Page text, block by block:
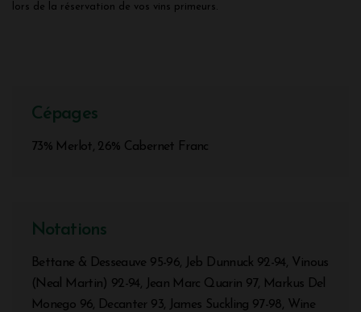
lors de la réservation de vos vins primeurs.
Cépages
73% Merlot, 26% Cabernet Franc
Notations
Bettane & Desseauve 95-96, Jeb Dunnuck 92-94, Vinous
(Neal Martin) 92-94, Jean Marc Quarin 97, Markus Del
Monego 96, Decanter 93, James Suckling 97-98, Wine